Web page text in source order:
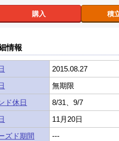
購入 積
情報
2015.08.27
無期限
ド休日
8/31、9/7
11月20日
ズド期間
---